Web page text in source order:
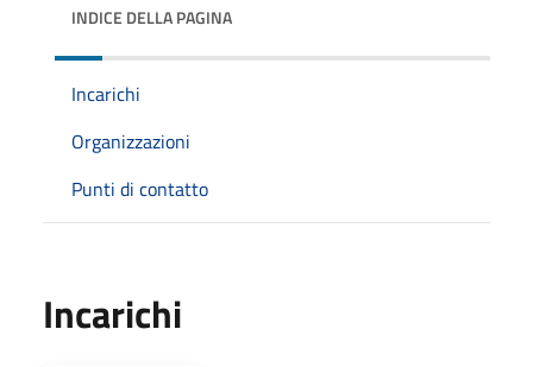
INDICE DELLA PAGINA
Incarichi
Organizzazioni
Punti di contatto
Incarichi